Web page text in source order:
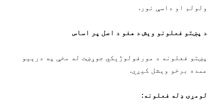
ولولم او داسې نور.
د پښتو فعلونو وېش د هغو د اصل پر اساس
پښتو فعلونه د مورفولوژیکي جوړښت له مخې په درېيو
عمده برخو وېشل کیږي.
لومړۍ ډله فعلونه: